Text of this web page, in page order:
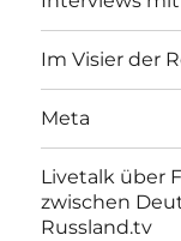
Im Visier der
Meta
Livetalk über
zwischen
Russland.tv